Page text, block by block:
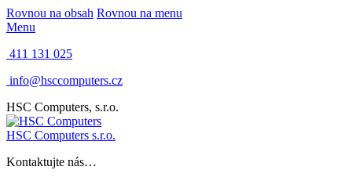
Rovnou na obsah Rovnou na menu
Menu
411 131 025
info@hsccomputers.cz
HSC Computers, s.r.o.
HSC Computers s.r.o.
Kontaktujte nás…